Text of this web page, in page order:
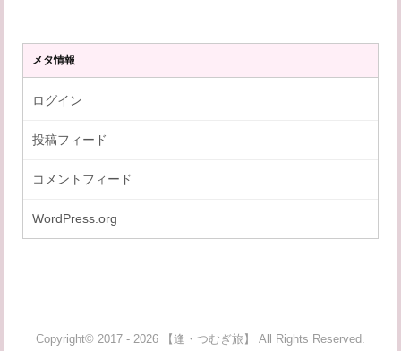
メタ情報
ログイン
投稿フィード
コメントフィード
WordPress.org
Copyright© 2017 - 2026 【逢・つむぎ旅】 All Rights Reserved.